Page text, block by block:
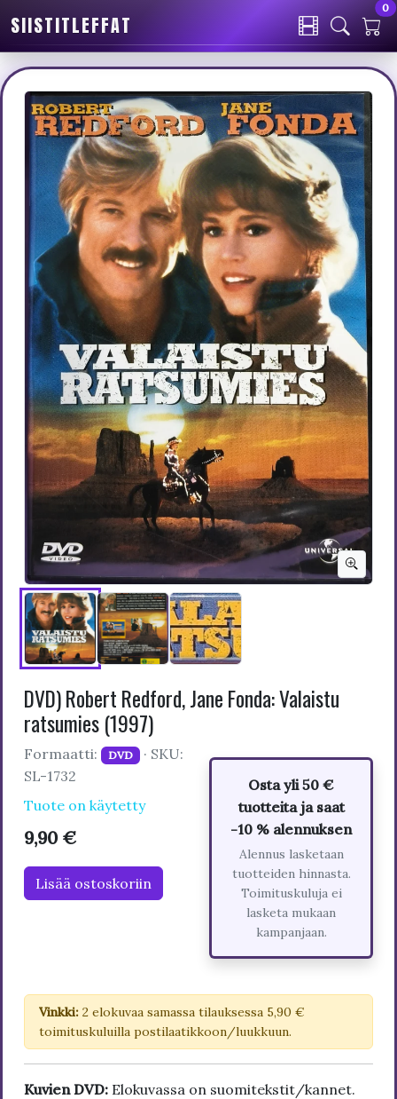
SIISTITLEFFAT
0
DVD) Robert Redford, Jane Fonda: Valaistu
ratsumies (1997)
Formaatti: DVD · SKU:
SL-1732
Tuote on käytetty
9,90 €
Lisää ostoskoriin
Osta yli 50 €
tuotteita ja saat
-10 % alennuksen
Alennus lasketaan
tuotteiden hinnasta.
Toimituskuluja ei
lasketa mukaan
kampanjaan.
Vinkki: 2 elokuvaa samassa tilauksessa 5,90 €
toimituskuluilla postilaatikkoon/luukkuun.
Kuvien DVD: Elokuvassa on suomitekstit/kannet.